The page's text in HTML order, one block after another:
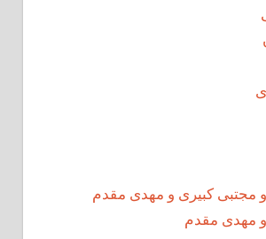
مجتبی کبیری و مهدى مقدم
مهدی مقدم